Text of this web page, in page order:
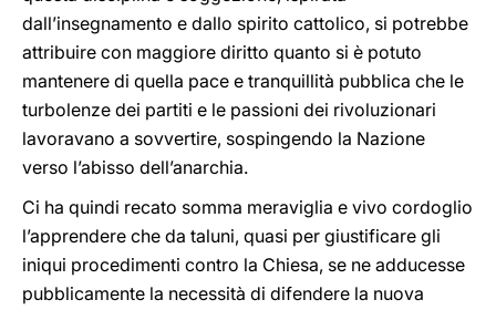
dall’insegnamento e dallo spirito cattolico, si potrebbe
attribuire con maggiore diritto quanto si è potuto
mantenere di quella pace e tranquillità pubblica che le
turbolenze dei partiti e le passioni dei rivoluzionari
lavoravano a sovvertire, sospingendo la Nazione
verso l’abisso dell’anarchia.
Ci ha quindi recato somma meraviglia e vivo cordoglio
l’apprendere che da taluni, quasi per giustificare gli
iniqui procedimenti contro la Chiesa, se ne adducesse
pubblicamente la necessità di difendere la nuova